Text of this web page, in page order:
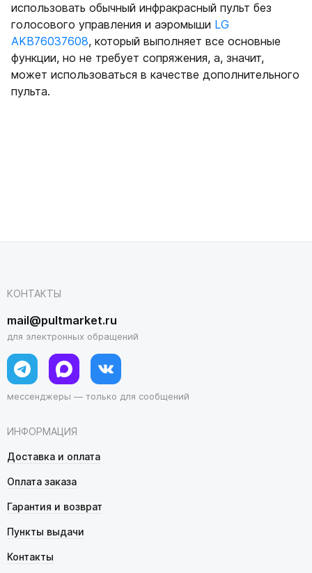
использовать обычный инфракрасный пульт без
голосового управления и аэромыши LG
AKB76037608, который выполняет все основные
функции, но не требует сопряжения, а, значит,
может использоваться в качестве дополнительного
пульта.
ИНФОРМАЦИЯ
Доставка и оплата
Оплата заказа
Гарантия и возврат
Пункты выдачи
Контакты
КОНТАКТЫ
mail@pultmarket.ru
для электронных обращений
мессенджеры — только для сообщений